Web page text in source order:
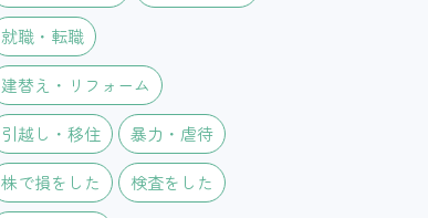
就職・転職
建替え・リフォーム
引越し・移住 暴力・虐待
株で損をした 検査をした